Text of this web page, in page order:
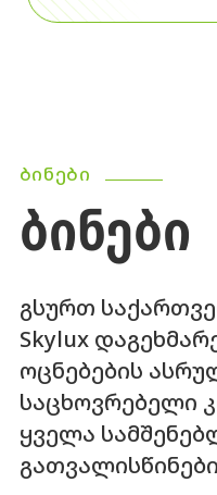
ᲑᲘᲜᲔᲑᲘ
ᲑᲘᲜᲔᲑᲘ
გსურთ
Skylux
ოცნებების
საცხოვრებელი
ყველა